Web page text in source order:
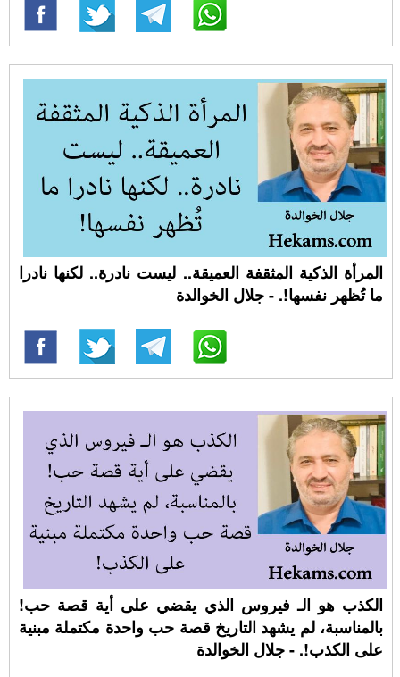
المرأة الذكية المثقفة العميقة.. ليست نادرة.. لكنها نادرا
ما تُظهر نفسها!. - جلال الخوالدة
الكذب هو الـ فيروس الذي يقضي على أية قصة حب!
بالمناسبة، لم يشهد التاريخ قصة حب واحدة مكتملة مبنية
على الكذب!. - جلال الخوالدة